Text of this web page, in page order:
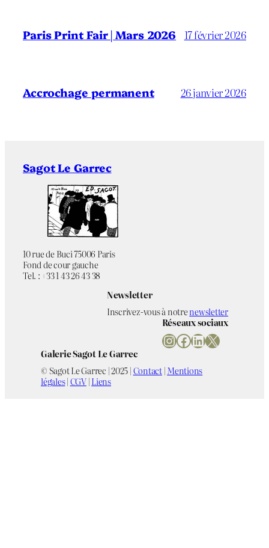
Paris Print Fair | Mars 2026 17 février 2026
Accrochage permanent 26 janvier 2026
Sagot Le Garrec
10 rue de Buci 75006 Paris
Fond de cour gauche
Tel. : +33 1 43 26 43 38
Newsletter
Inscrivez-vous à notrenewsletter
Réseaux sociaux
InstagramFacebook LinkedIn X
Galerie Sagot Le Garrec
© Sagot Le Garrec | 2025 |Contact|Mentions
légales|CGV|Liens